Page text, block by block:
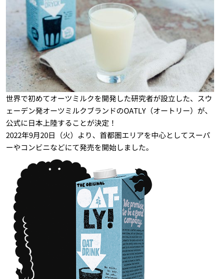
世界で初めてオーツミルクを開発した研究者が設立した、スウ
ェーデン発オーツミルクブランドのOATLY（オートリー）が、
公式に日本上陸することが決定！
2022年9月20日（火）より、首都圏エリアを中心としてスーパ
ーやコンビニなどにて発売を開始しました。